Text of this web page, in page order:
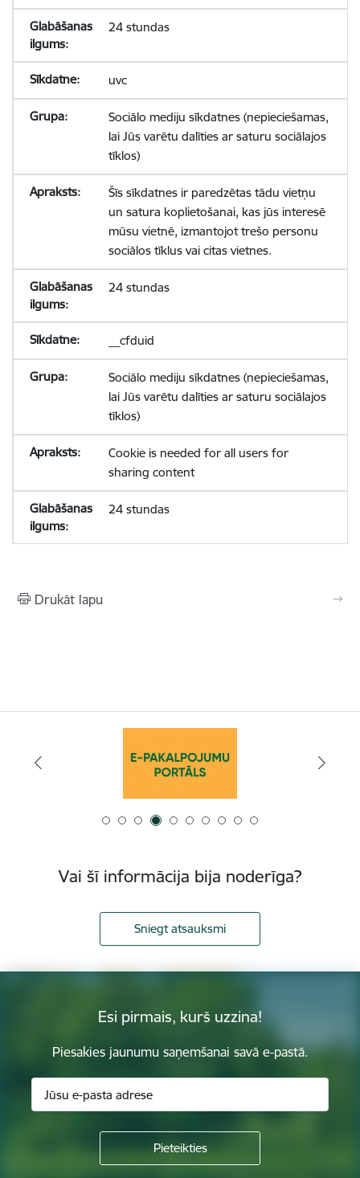
24 stundas
uvc
Sociālo mediju sīkdatnes (nepieciešamas,
lai Jūs varētu dalīties ar saturu sociālajos
tīklos)
Šīs sīkdatnes ir paredzētas tādu vietņu
un satura koplietošanai, kas jūs interesē
mūsu vietnē, izmantojot trešo personu
sociālos tīklus vai citas vietnes.
24 stundas
__cfduid
Sociālo mediju sīkdatnes (nepieciešamas,
lai Jūs varētu dalīties ar saturu sociālajos
tīklos)
Cookie is needed for all users for
sharing content
24 stundas
Drukāt lapu
Vai šī informācija bija noderīga?
Sniegt atsauksmi
Esi pirmais, kurš uzzina!
Piesakies jaunumu saņemšanai savā e-pastā.